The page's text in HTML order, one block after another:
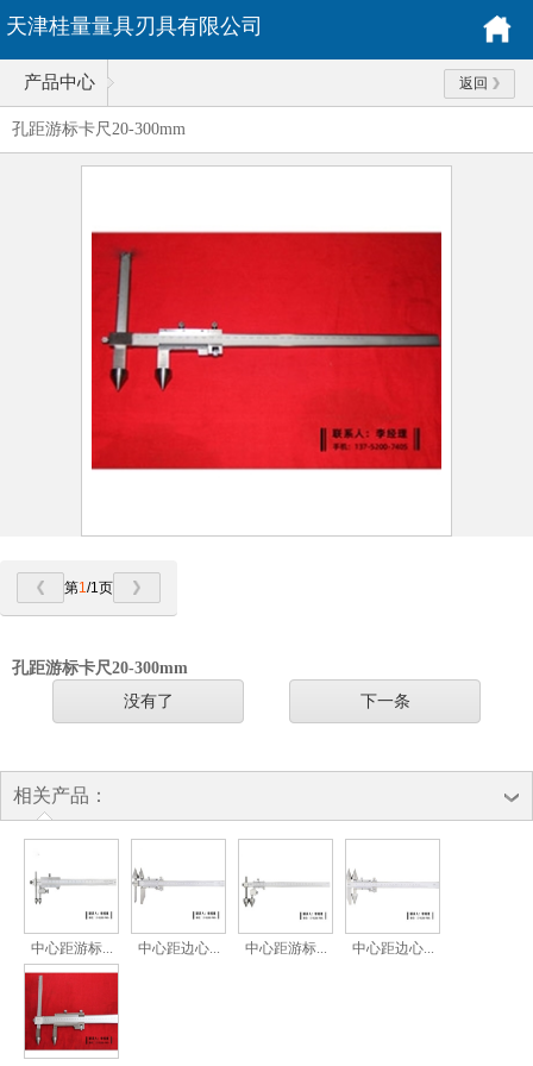
天津桂量量具刃具有限公司
产品中心 返回
孔距游标卡尺20-300mm
第1/1页
孔距游标卡尺20-300mm
没有了 下一条
相关产品：
中心距游标... 中心距边心... 中心距游标... 中心距边心...